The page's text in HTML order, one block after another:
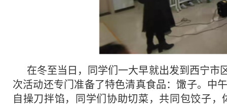
在冬至当日，同学们一大早就出发到西宁市
次活动还专门准备了特色清真食品：馓子。中
自操刀拌馅，同学们协助切菜，共同包饺子